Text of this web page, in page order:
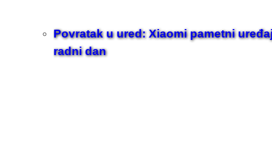
Povratak u ured: Xiaomi pametni
radni dan